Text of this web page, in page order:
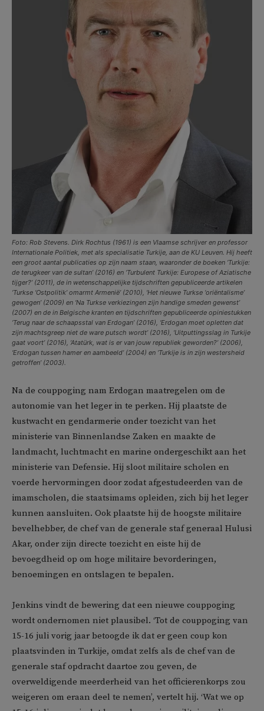
Foto: Rob Stevens. Dirk Rochtus (1961) is een Vlaamse schrijver en professor
Internationale Politiek, met als specialisatie Turkije, aan de KU Leuven. Hij heeft
een groot aantal publicaties op zijn naam staan, waaronder de boeken ‘Turkije:
de terugkeer van de sultan’ (2016) en ‘Turbulent Turkije: Europese of Aziatische
tijger?’ (2011), de in wetenschappelijke tijdschriften gepubliceerde artikelen
‘Turkse ‘Ostpolitik’ omarmt Armenië’ (2010), ‘Het nieuwe Turkse ‘oriëntalisme’
gewogen’ (2009) en ‘Na Turkse verkiezingen zijn handige smeden gewenst’
(2007) en de in Belgische kranten en tijdschriften gepubliceerde opiniestukken
‘Terug naar de schaapsstal van Erdogan’ (2016), ‘Erdogan moet opletten dat
zijn machtsgreep niet de ware putsch wordt’ (2016), ‘Uitputtingsslag in Turkije
gaat voort’ (2016), ‘Atatürk, wat is er van jouw republiek geworden?’ (2006),
‘Erdogan tussen hamer en aambeeld’ (2004) en ‘Turkije is in zijn westersheid
getroffen’ (2003).
Na de couppoging nam Erdogan maatregelen om de
autonomie van het leger in te perken. Hij plaatste de
kustwacht en gendarmerie onder toezicht van het
ministerie van Binnenlandse Zaken en maakte de
landmacht, luchtmacht en marine ondergeschikt aan het
ministerie van Defensie. Hij sloot militaire scholen en
voerde hervormingen door zodat afgestudeerden van de
imamscholen, die staatsimams opleiden, zich bij het leger
kunnen aansluiten. Ook plaatste hij de hoogste militaire
bevelhebber, de chef van de generale staf generaal Hulusi
Akar, onder zijn directe toezicht en eiste hij de
bevoegdheid op om hoge militaire bevorderingen,
benoemingen en ontslagen te bepalen.
Jenkins vindt de bewering dat een nieuwe couppoging
wordt ondernomen niet plausibel. ‘Tot de couppoging van
15-16 juli vorig jaar betoogde ik dat er geen coup kon
plaatsvinden in Turkije, omdat zelfs als de chef van de
generale staf opdracht daartoe zou geven, de
overweldigende meerderheid van het officierenkorps zou
weigeren om eraan deel te nemen’, vertelt hij. ‘Wat we op